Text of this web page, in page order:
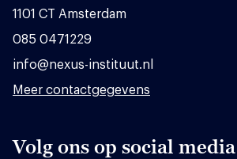
1101 CT Amsterdam
085 0471229
info@nexus-instituut.nl
Meer contactgegevens
Volg ons op social media